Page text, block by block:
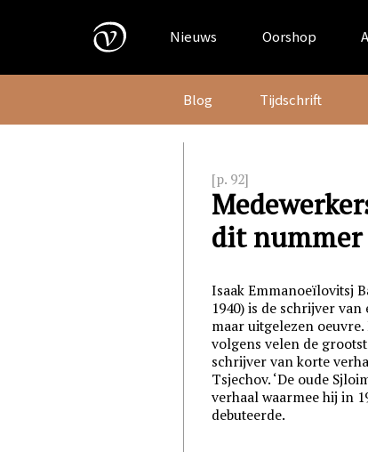
Nieuws Oorshop
Blog Tijdschrift
[p. 92]
dit nummer
Isaak Emmanoeïlovitsj
1940) is de schrijver van
maar uitgelezen oeuvre.
volgens velen de
schrijver van korte
Tsjechov. ‘De oude
verhaal waarmee hij in
debuteerde.